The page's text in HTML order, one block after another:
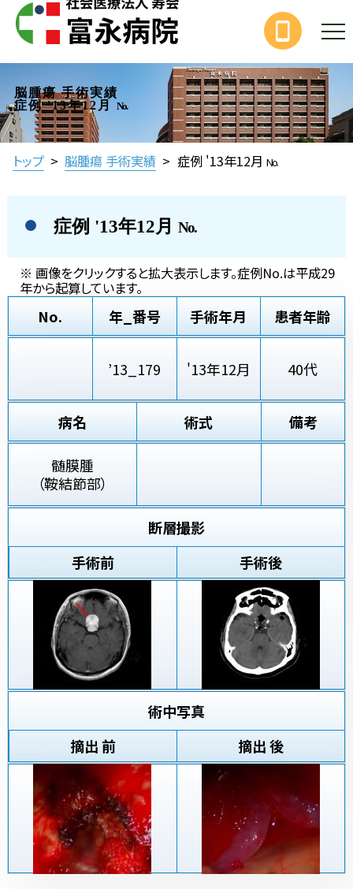
脳腫瘍 手術実績
症例 '13年12月
No.
トップ > 脳腫瘍 手術実績 > 症例 '13年12月 No.
症例 '13年12月 No.
※ 画像をクリックすると拡大表示します。症例No.は平成29
年から起算しています。
No. 年_番号 手術年月 患者年齢
’13_179 '13年12月 40代
病名 術式 備考
髄膜腫
（鞍結節部）
断層撮影
手術前
手術後
術中写真
摘出 前
摘出 後